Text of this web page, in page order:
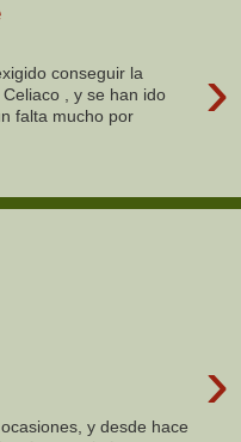
›
conseguir la
, y se han ido
falta mucho por
›
y desde hace